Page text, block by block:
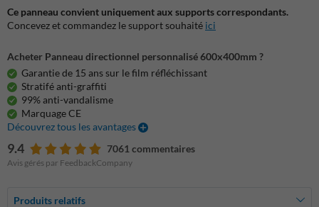
Ce panneau convient uniquement aux supports correspondants.
Concevez et commandez le support souhaité ici
Acheter Panneau directionnel personnalisé 600x400mm ?
Garantie de 15 ans sur le film réfléchissant
Stratifé anti-graffiti
99% anti-vandalisme
Marquage CE
Découvrez tous les avantages
9.4 7061 commentaires
Avis gérés par FeedbackCompany
Produits relatifs